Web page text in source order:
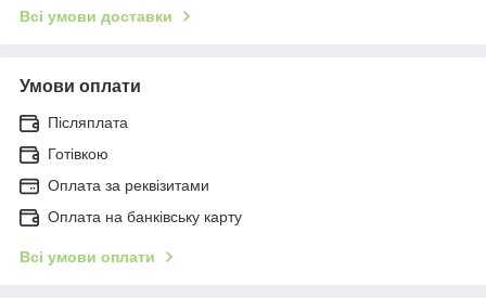
Всі умови доставки
Умови оплати
Післяплата
Готівкою
Оплата за реквізитами
Оплата на банківську карту
Всі умови оплати